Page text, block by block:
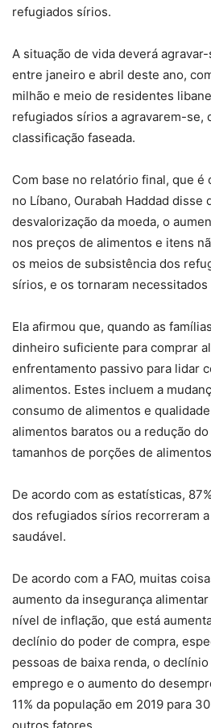
refugiados sírios.
A situação de vida deverá
entre janeiro e abril deste ano,
milhão e meio de residentes
refugiados sírios a agravarem-se,
classificação faseada.
Com base no relatório final, que
no Líbano, Ourabah Haddad disse
desvalorização da moeda, o
nos preços de alimentos e itens
os meios de subsistência dos
sírios, e os tornaram necessitados
Ela afirmou que, quando as
dinheiro suficiente para comprar
enfrentamento passivo para lidar
alimentos. Estes incluem a
consumo de alimentos e
alimentos baratos ou a redução
tamanhos de porções de
De acordo com as estatísticas,
dos refugiados sírios recorreram
saudável.
De acordo com a FAO, muitas
aumento da insegurança
nível de inflação, que está
declínio do poder de compra,
pessoas de baixa renda, o
emprego e o aumento do
11% da população em 2019 para